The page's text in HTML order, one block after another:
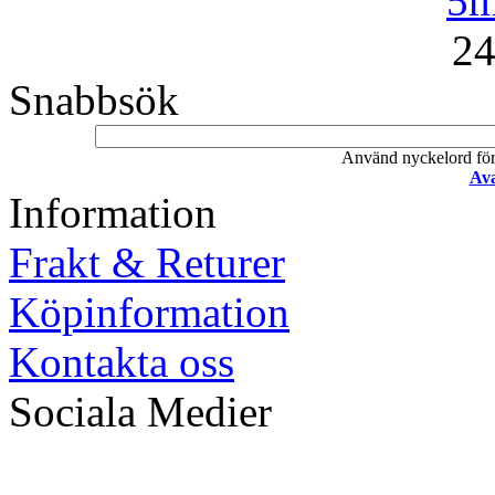
Snabbsök
Använd nyckelord
Information
Frakt & Returer
Köpinformation
Kontakta oss
Sociala Medier